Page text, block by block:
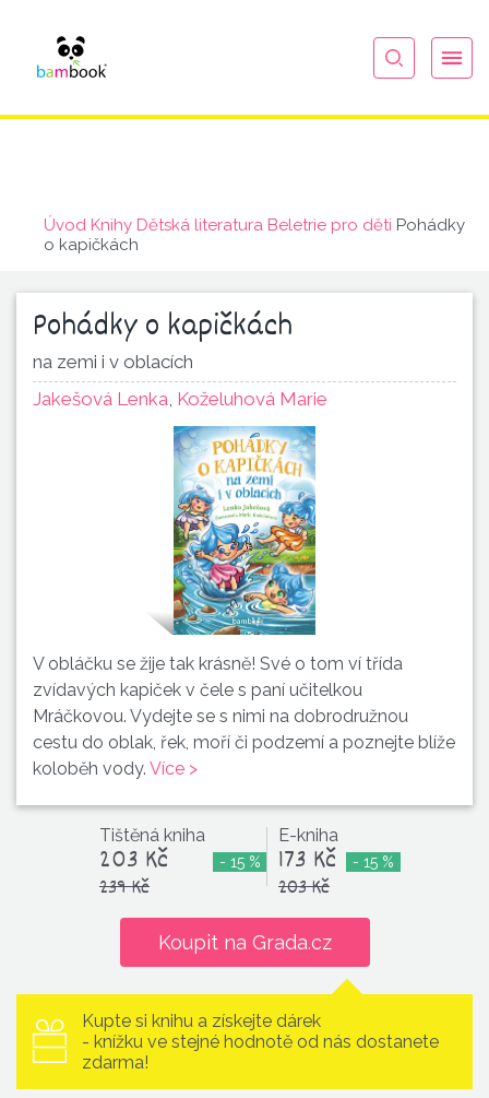
Úvod Knihy Dětská literatura Beletrie pro děti Pohádky
o kapičkách
Pohádky o kapičkách
na zemi i v oblacích
Jakešová Lenka, Koželuhová Marie
V obláčku se žije tak krásně! Své o tom ví třída
zvídavých kapiček v čele s paní učitelkou
Mráčkovou. Vydejte se s nimi na dobrodružnou
cestu do oblak, řek, moří či podzemí a poznejte blíže
koloběh vody. Více >
Koupit na Grada.cz
Tištěná kniha
203 Kč
239 Kč
- 15 %
E-kniha
173 Kč
203 Kč
- 15 %
Kupte si knihu a získejte dárek
- knížku ve stejné hodnotě od nás dostanete
zdarma!